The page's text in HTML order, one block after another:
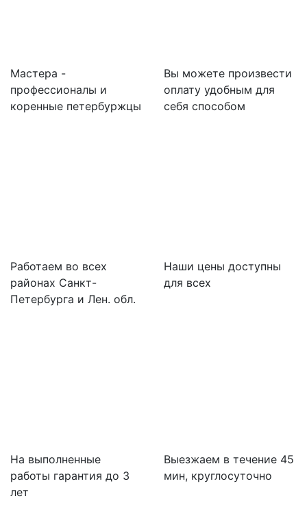
Мастера -
профессионалы и
коренные петербуржцы
Вы можете произвести
оплату удобным для
себя способом
Работаем во всех
районах Санкт-
Петербурга и Лен. обл.
Наши цены доступны
для всех
На выполненные
работы гарантия до 3
лет
Выезжаем в течение 45
мин, круглосуточно